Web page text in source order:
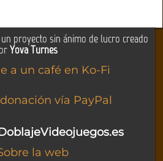
proyecto sin ánimo de lucro creado
Yova Turnes
a un café en Ko-Fi
vía PayPal
la web